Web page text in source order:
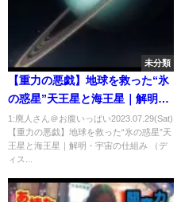
未分類
【重力の悪戯】地球を救った“氷
の惑星”天王星と海王星｜解明・
宇宙の仕組み （ディスカバリー
チャンネル）
1:廃人さん＠お腹いっぱい2023.07.29(Sat)
【重力の悪戯】地球を救った“氷の惑星”天
王星と海王星｜解明・宇宙の仕組み （デ
ィス...